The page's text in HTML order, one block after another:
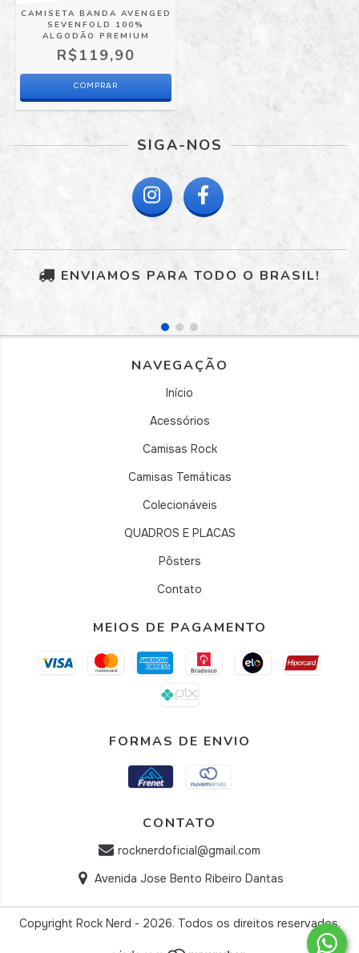
CAMISETA BANDA AVENGED
SEVENFOLD 100%
ALGODÃO PREMIUM
R$119,90
COMPRAR
SIGA-NOS
ENVIAMOS PARA TODO O BRASIL!
NAVEGAÇÃO
Início
Acessórios
Camisas Rock
Camisas Temáticas
Colecionáveis
QUADROS E PLACAS
Pôsters
Contato
MEIOS DE PAGAMENTO
FORMAS DE ENVIO
CONTATO
rocknerdoficial@gmail.com
Avenida Jose Bento Ribeiro Dantas
Copyright Rock Nerd - 2026. Todos os direitos reservados.